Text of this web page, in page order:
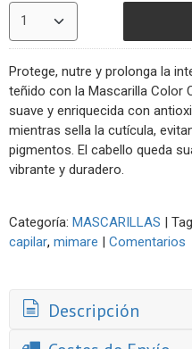
Protege, nutre y prolonga la
teñido con la Mascarilla Color
suave y enriquecida con
mientras sella la cutícula,
pigmentos. El cabello queda
vibrante y duradero.
Categoría: MASCARILLAS |
capilar mimare | Comentarios
Descripción